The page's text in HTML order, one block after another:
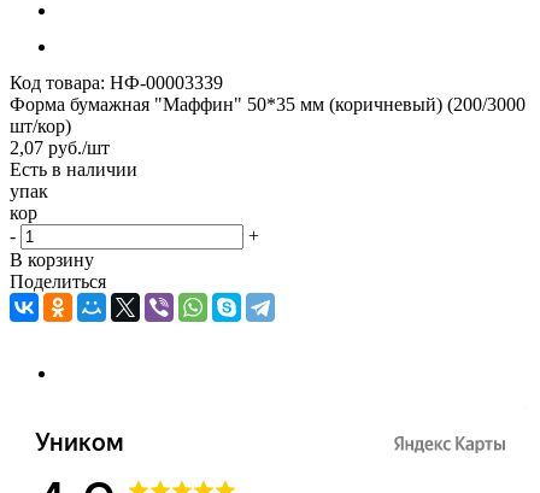
Код товара: НФ-00003339
Форма бумажная "Маффин" 50*35 мм (коричневый) (200/3000
шт/кор)
2,07 руб./шт
Есть в наличии
упак
кор
-
+
В корзину
Поделиться